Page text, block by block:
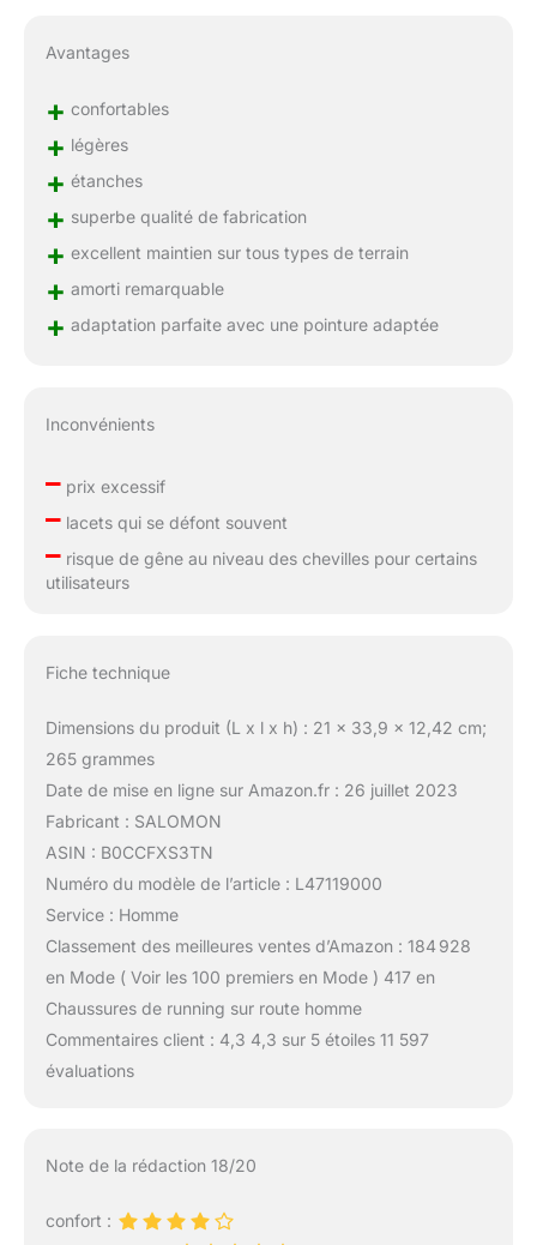
Avantages
+ confortables
+ légères
+ étanches
+ superbe qualité de fabrication
+ excellent maintien sur tous types de terrain
+ amorti remarquable
+ adaptation parfaite avec une pointure adaptée
Inconvénients
–prix excessif
–lacets qui se défont souvent
–risque de gêne au niveau des chevilles pour certains
utilisateurs
Fiche technique
Dimensions du produit (L x l x h) : 21 x 33,9 x 12,42 cm;
265 grammes
Date de mise en ligne sur Amazon.fr : 26 juillet 2023
Fabricant : SALOMON
ASIN : B0CCFXS3TN
Numéro du modèle de l’article : L47119000
Service : Homme
Classement des meilleures ventes d’Amazon : 184 928
en Mode ( Voir les 100 premiers en Mode ) 417 en
Chaussures de running sur route homme
Commentaires client : 4,3 4,3 sur 5 étoiles 11 597
évaluations
Note de la rédaction 18/20
confort :